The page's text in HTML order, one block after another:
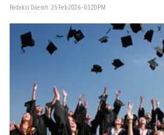
Redaksi Daerah 25 Feb 2026 - 05:20PM